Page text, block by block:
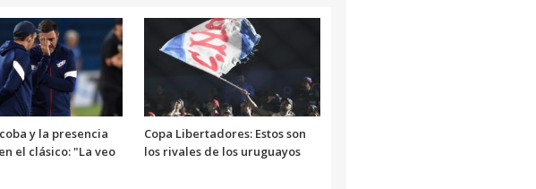
y la presencia
el clásico: "La veo
Copa Libertadores: Estos son
los rivales de los uruguayos